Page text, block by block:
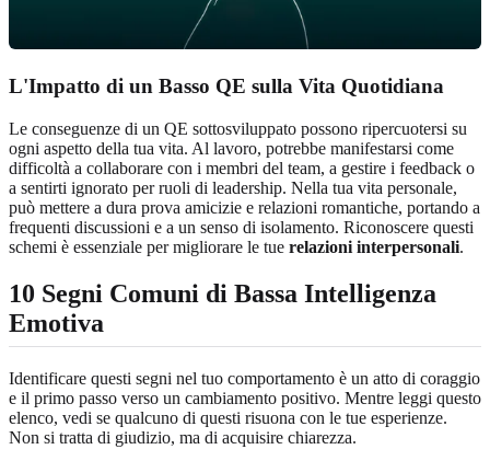
L'Impatto di un Basso QE sulla Vita Quotidiana
Le conseguenze di un QE sottosviluppato possono ripercuotersi su
ogni aspetto della tua vita. Al lavoro, potrebbe manifestarsi come
difficoltà a collaborare con i membri del team, a gestire i feedback o
a sentirti ignorato per ruoli di leadership. Nella tua vita personale,
può mettere a dura prova amicizie e relazioni romantiche, portando a
frequenti discussioni e a un senso di isolamento. Riconoscere questi
schemi è essenziale per migliorare le tue relazioni interpersonali.
10 Segni Comuni di Bassa Intelligenza
Emotiva
Identificare questi segni nel tuo comportamento è un atto di coraggio
e il primo passo verso un cambiamento positivo. Mentre leggi questo
elenco, vedi se qualcuno di questi risuona con le tue esperienze.
Non si tratta di giudizio, ma di acquisire chiarezza.